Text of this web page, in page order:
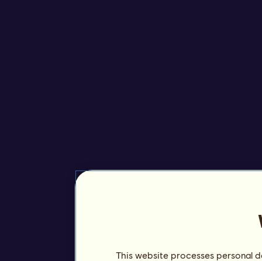
This website processes personal